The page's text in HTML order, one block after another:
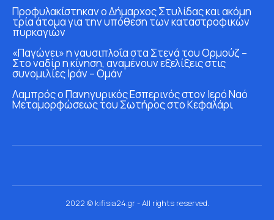
Προφυλακίστηκαν ο Δήμαρχος Στυλίδας και ακόμη
τρία άτομα για την υπόθεση των καταστροφικών
πυρκαγιών
«Παγώνει» η ναυσιπλοΐα στα Στενά του Ορμούζ –
Στο ναδίρ η κίνηση, αναμένουν εξελίξεις στις
συνομιλίες Ιράν – Ομάν
Λαμπρός ο Πανηγυρικός Εσπερινός στον Ιερό Ναό
Μεταμορφώσεως του Σωτήρος στο Κεφαλάρι
2022 © kifisia24.gr - All rights reserved.